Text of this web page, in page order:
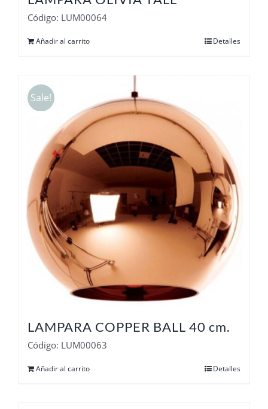
Código: LUM00064
Añadir al carrito Detalles
Sale!
LAMPARA COPPER BALL 40 cm.
Código: LUM00063
Añadir al carrito Detalles